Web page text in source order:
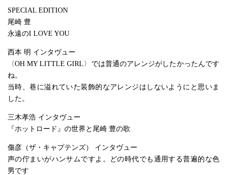
SPECIAL EDITION
尾崎 豊
永遠のI LOVE YOU
西本 明 インタヴュー
〈OH MY LITTLE GIRL〉では普通のアレンジがしたかったんです
ね。
当時、巷に溢れていた装飾的なアレンジはしないようにと思いま
した。
三木孝浩 インタヴュー
『ホットロード』の世界と尾崎 豊の歌
傷彦（ザ・キャプテンズ） インタヴュー
声の佇まいがハンサムですよ。どの時代でも通用する普遍的な色
男です